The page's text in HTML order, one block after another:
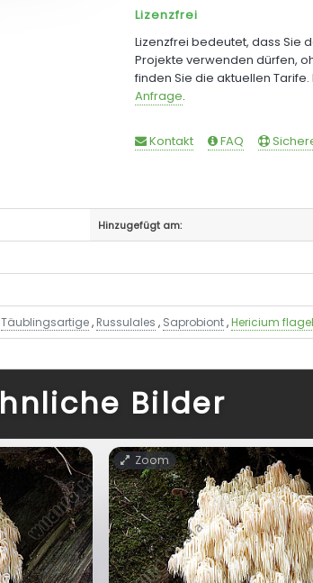
Lizenzfrei
Lizenzfrei bedeutet, dass Sie
Projekte verwenden dürfen,
finden Sie die aktuellen
Anfrage.
Kontakt FAQ
Hinzugefügt am:
Täublingsartige, Russulales , Saprobiont,Hericium
Bilder
Zoom